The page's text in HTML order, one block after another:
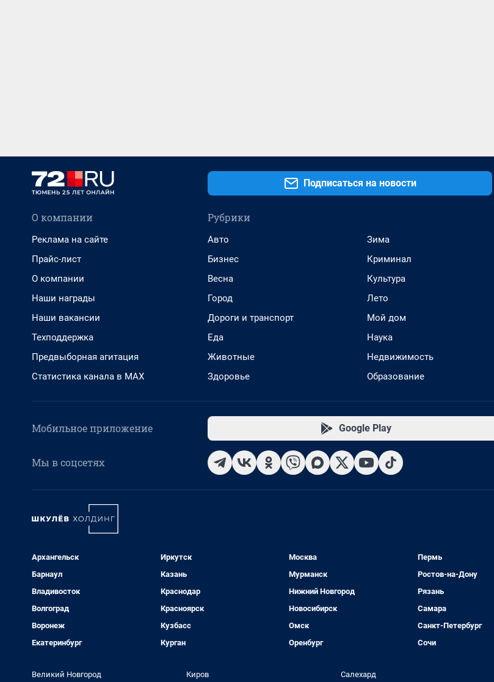
Подписаться на новости
О компании
Реклама на сайте
Прайс-лист
О компании
Наши награды
Наши вакансии
Техподдержка
Предвыборная агитация
Статистика канала в MAX
Рубрики
Авто
Бизнес
Весна
Город
Дороги и транспорт
Еда
Животные
Здоровье
Зима
Криминал
Культура
Лето
Мой дом
Наука
Недвижимость
Образование
Мобильное приложение Google Play
Мы в соцсетях
Архангельск
Барнаул
Владивосток
Волгоград
Воронеж
Екатеринбург
Иркутск
Казань
Краснодар
Красноярск
Кузбасс
Курган
Москва
Мурманск
Нижний Новгород
Новосибирск
Омск
Оренбург
Пермь
Ростов-на-Дону
Рязань
Самара
Санкт-Петербург
Сочи
Великий Новгород Киров Салехард